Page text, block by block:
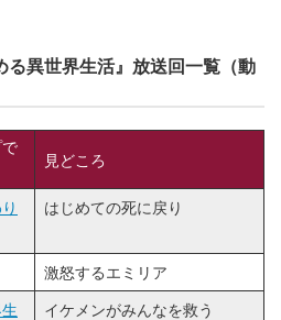
る異世界生活』放送回一覧（動
見どころ
はじめての死に戻り
激怒するエミリア
イケメンがみんなを救う